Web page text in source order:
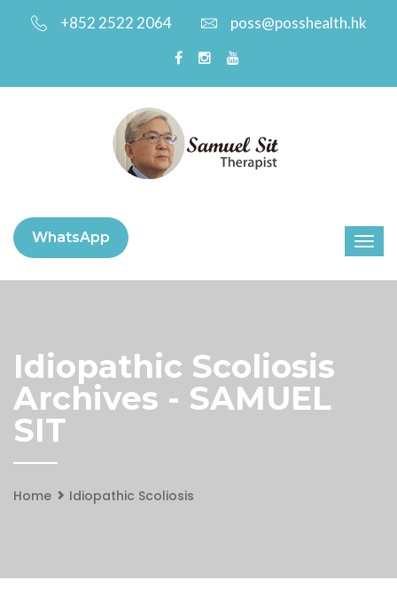
+852 2522 2064 poss@posshealth.hk
WhatsApp
Idiopathic Scoliosis
Archives - SAMUEL
SIT
Home Idiopathic Scoliosis